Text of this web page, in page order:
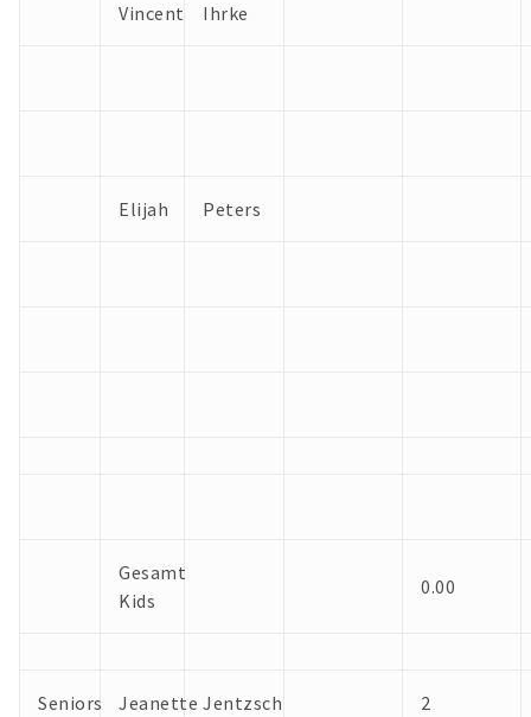
Vincent Ihrke
Elijah Peters
Gesamt
Kids
0.00
Seniors Jeanette Jentzsch 2